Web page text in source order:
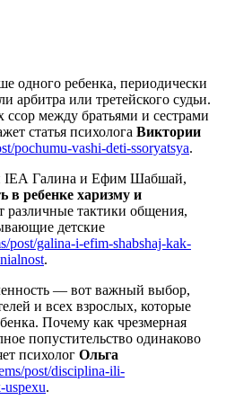
одного ребенка, периодически
арбитра или третейского судьи.
ссор между братьями и сестрами
статья психолога Виктории
pochumu-vashi-deti-ssoryatsya.
IEA Галина и Ефим Шабшай,
в ребенке харизму и
различные тактики общения,
детские
post/galina-i-efim-shabshaj-kak-
.
— вот важный выбор,
и всех взрослых, которые
Почему как чрезмерная
попустительство одинаково
психолог Ольга
post/disciplina-ili-
uspexu.